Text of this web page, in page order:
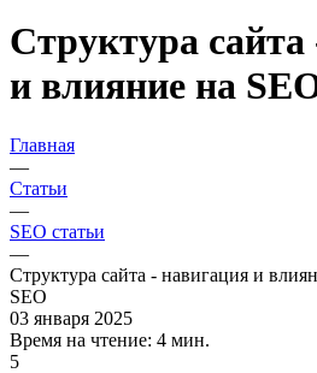
Структура
и влияние на
Главная
—
Статьи
—
SEO статьи
—
Структура сайта - навигация и
SEO
03 января 2025
Время на чтение: 4 мин.
5